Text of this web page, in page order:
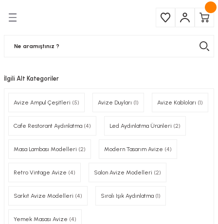
İlgili Alt Kategoriler
Avize Ampul Çeşitleri (5) Avize Duyları (1) Avize Kabloları (1)
Cafe Restorant Aydınlatma (4) Led Aydınlatma Ürünleri (2)
Masa Lambası Modelleri (2) Modern Tasarım Avize (4)
Retro Vintage Avize (4) Salon Avize Modelleri (2)
Sarkıt Avize Modelleri (4) Sıralı Işık Aydınlatma (1)
Yemek Masası Avize (4)